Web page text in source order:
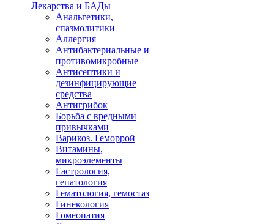
Лекарства и БАДы
Анальгетики,
спазмолитики
Аллергия
Антибактериальные и
противомикробные
Антисептики и
дезинфицирующие
средства
Антигрибок
Борьба с вредными
привычками
Варикоз. Геморрой
Витамины,
микроэлементы
Гастрология,
гепатология
Гематология, гемостаз
Гинекология
Гомеопатия